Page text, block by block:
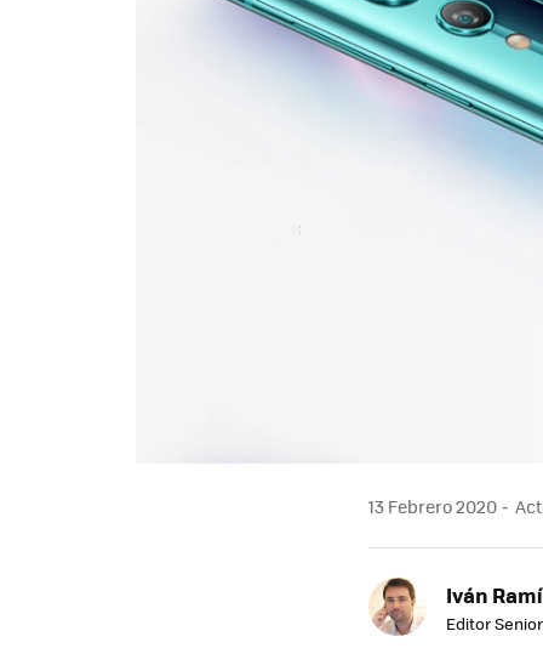
13 Febrero 2020
Iván
Editor Senior